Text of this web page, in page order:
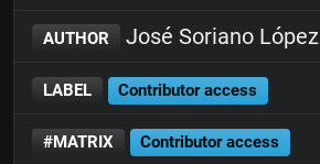
AUTHOR José Soriano López
LABEL Contributor access
#MATRIX Contributor access